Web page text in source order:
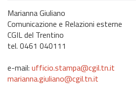
Marianna Giuliano
Comunicazione e Relazioni esterne
CGIL del Trentino
tel. 0461 040111
e-mail: ufficio.stampa@cgil.tn.it
marianna.giuliano@cgil.tn.it